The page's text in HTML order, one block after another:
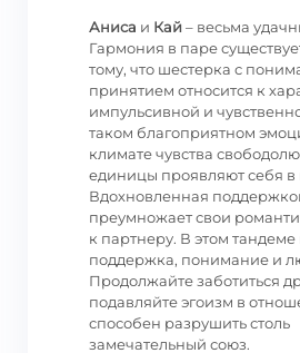
Аниса и Кай– весьма
Гармония в паре
тому, что шестерка с
принятием относится к
импульсивной и
таком благоприятном
климате чувства
единицы проявляют себя в
Вдохновленная
преумножает свои
к партнеру. В этом тандеме
поддержка, понимание и
Продолжайте заботиться
подавляйте эгоизм в
способен разрушить столь
замечательный союз.